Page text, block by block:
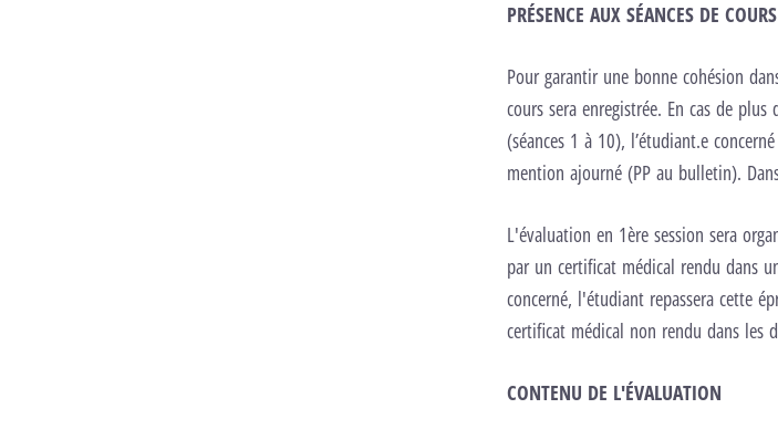
PRÉSENCE AUX SÉANCES DE COURS
Pour garantir une bonne cohésion
cours sera enregistrée. En cas de
(séances 1 à 10), l’étudiant.e
mention ajourné (PP au bulletin).
L'évaluation en 1ère session sera
par un certificat médical rendu dans
concerné, l'étudiant repassera cette
certificat médical non rendu dans les
CONTENU DE L'ÉVALUATION